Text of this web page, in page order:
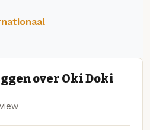
over Oki Doki